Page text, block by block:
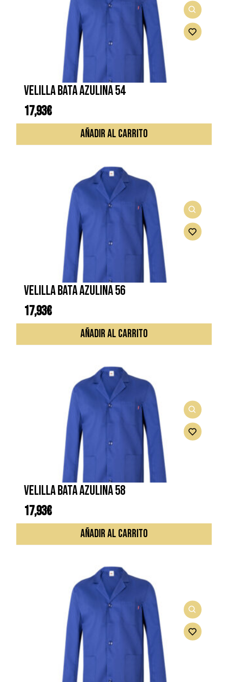
VELILLA BATA AZULINA 54
17,93€
AÑADIR AL CARRITO
VELILLA BATA AZULINA 56
17,93€
AÑADIR AL CARRITO
VELILLA BATA AZULINA 58
17,93€
AÑADIR AL CARRITO